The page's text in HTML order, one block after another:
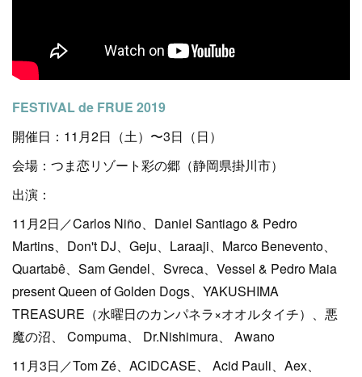
FESTIVAL de FRUE 2019
開催日：11月2日（土）〜3日（日）
会場：つま恋リゾート彩の郷（静岡県掛川市）
出演：
11月2日／Carlos Niño、Daniel Santiago & Pedro
Martins、Don't DJ、Geju、Laraaji、Marco Benevento、
Quartabê、Sam Gendel、Svreca、Vessel & Pedro Maia
present Queen of Golden Dogs、YAKUSHIMA
TREASURE（水曜日のカンパネラ×オオルタイチ）、悪
魔の沼、 Compuma、 Dr.Nishimura、 Awano
11月3日／Tom Zé、ACIDCASE、 Acid Pauli、Aex、